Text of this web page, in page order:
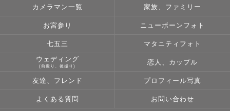
カメラマン一覧 家族、ファミリー
お宮参り ニューボーンフォト
七五三 マタニティフォト
ウェディング
(前撮り、後撮り)
恋人、カップル
友達、フレンド プロフィール写真
よくある質問 お問い合わせ